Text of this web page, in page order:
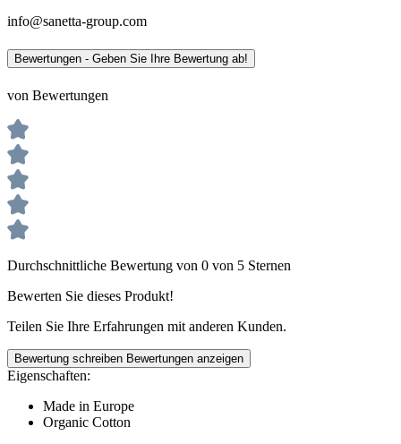
info@sanetta-group.com
Bewertungen - Geben Sie Ihre Bewertung ab!
von Bewertungen
Durchschnittliche Bewertung von 0 von 5 Sternen
Bewerten Sie dieses Produkt!
Teilen Sie Ihre Erfahrungen mit anderen Kunden.
Bewertung schreiben Bewertungen anzeigen
Eigenschaften:
Made in Europe
Organic Cotton